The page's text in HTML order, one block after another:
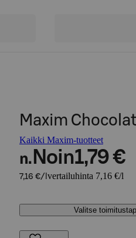
Maxim
Kaikki Maxim-tuotteet
n. Noin1,79 €
7,16 €/l vertailuhinta 7,16 €/l
Valitse